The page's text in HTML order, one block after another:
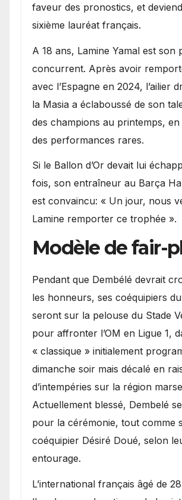
faveur des pronostics, et
sixième lauréat français.
A 18 ans, Lamine Yamal est son
concurrent. Après avoir
avec l’Espagne en 2024, l’ailier
la Masia a éclaboussé de son
des champions au printemps,
des performances rares.
Si le Ballon d’Or devait lui
fois, son entraîneur au Barça
est convaincu: « Un jour, nous
Lamine remporter ce trophée ».
Modèle de fair-
Pendant que Dembélé devrait
les honneurs, ses coéquipiers
seront sur la pelouse du Stade
pour affronter l’OM en Ligue 1,
« classique » initialement
dimanche soir mais décalé en
d’intempéries sur la région
Actuellement blessé, Dembelé
pour la cérémonie, tout comme
coéquipier Désiré Doué, selon
entourage.
L’international français âgé de